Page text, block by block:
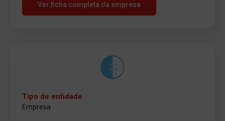
Ver ficha completa da empresa
Tipo de entidade
Empresa